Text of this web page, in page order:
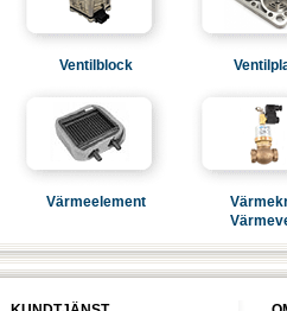
Ventilblock
Värmeelement